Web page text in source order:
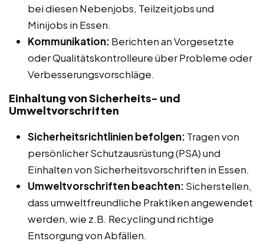
bei diesen Nebenjobs, Teilzeitjobs und
Minijobs in Essen.
Kommunikation: Berichten an Vorgesetzte
oder Qualitätskontrolleure über Probleme oder
Verbesserungsvorschläge.
Einhaltung von Sicherheits- und
Umweltvorschriften
Sicherheitsrichtlinien befolgen: Tragen von
persönlicher Schutzausrüstung (PSA) und
Einhalten von Sicherheitsvorschriften in Essen.
Umweltvorschriften beachten: Sicherstellen,
dass umweltfreundliche Praktiken angewendet
werden, wie z.B. Recycling und richtige
Entsorgung von Abfällen.